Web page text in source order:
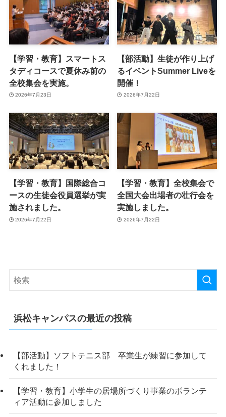
【学習・教育】スマートス
タディコースで夏休み前の
全校集会を実施。
2026年7月23日
【部活動】生徒が作り上げ
るイベントSummer Liveを
開催！
2026年7月22日
【学習・教育】国際総合コ
ースの生徒会役員選挙が実
施されました。
2026年7月22日
【学習・教育】全校集会で
全国大会出場者の壮行会を
実施しました。
2026年7月22日
浜松キャンパスの最近の投稿
【部活動】ソフトテニス部 卒業生が練習に参加して
くれました！
【学習・教育】小学生の居場所づくり事業のボランテ
ィア活動に参加しました